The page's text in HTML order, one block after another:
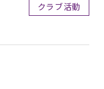
クラブ活動